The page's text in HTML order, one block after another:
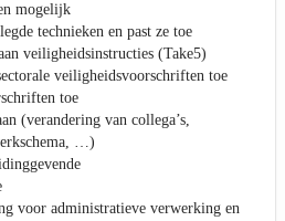
mogelijk
technieken en past ze toe
veiligheidsinstructies (Take5)
veiligheidsvoorschriften toe
toe
(verandering van collega’s,
…)
voor administratieve verwerking en